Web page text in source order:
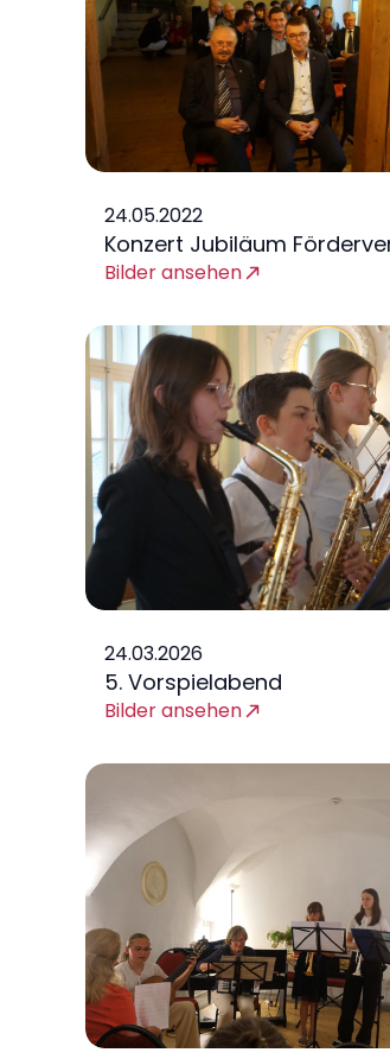
24.05.2022
Konzert Jubiläum
Bilder ansehen
24.03.2026
5. Vorspielabend
Bilder ansehen